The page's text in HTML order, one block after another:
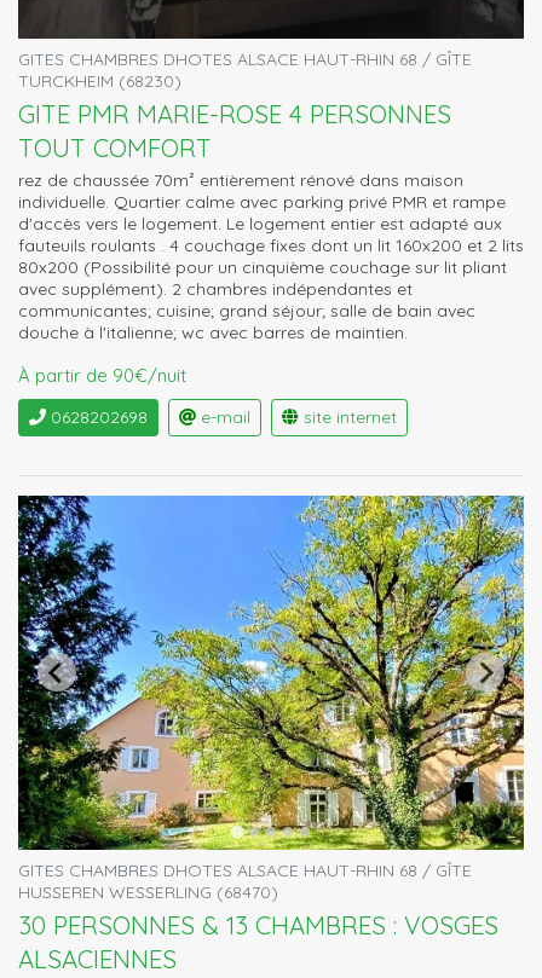
GITES CHAMBRES DHOTES ALSACE HAUT-RHIN 68 / GÎTE
TURCKHEIM (68230)
GITE PMR MARIE-ROSE 4 PERSONNES
TOUT COMFORT
rez de chaussée 70m² entièrement rénové dans maison
individuelle. Quartier calme avec parking privé PMR et rampe
d'accès vers le logement. Le logement entier est adapté aux
fauteuils roulants . 4 couchage fixes dont un lit 160x200 et 2 lits
80x200 (Possibilité pour un cinquième couchage sur lit pliant
avec supplément). 2 chambres indépendantes et
communicantes; cuisine; grand séjour; salle de bain avec
douche à l'italienne; wc avec barres de maintien.
À partir de 90€/nuit
0628202698 e-mail site internet
GITES CHAMBRES DHOTES ALSACE HAUT-RHIN 68 / GÎTE
HUSSEREN WESSERLING (68470)
30 PERSONNES & 13 CHAMBRES : VOSGES
ALSACIENNES